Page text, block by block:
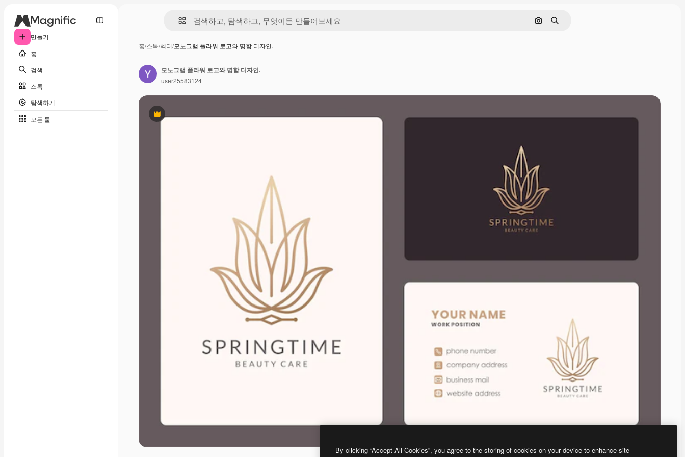
만들기
홈
검색
스톡
탐색하기
모든 툴
이미지로 검색
검색
홈/스톡/벡터/모노그램 플라워 로고와 명함 디자인.
프리미엄
모노그램 플라워 로고와 명함 디자인.
user25583124
By clicking “Accept All Cookies”, you agree to the storing of cookies on your device to enhance site